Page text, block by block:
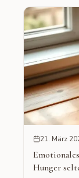
aufhören.
21. März
Hunger